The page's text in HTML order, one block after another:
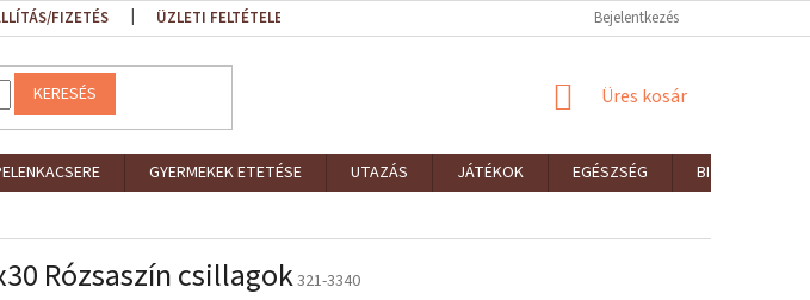
FIZETÉS ÜZLETI FELTÉTELEK (ÁSZF) REKLAMÁCIÓK ÉS VISSZAKÜLDÉSEKBejelentkezés
KERESÉS KOSÁR
Üres kosár
GYERMEKEK ETETÉSE UTAZÁS JÁTÉKOK EGÉSZSÉG
BIZTONSÁG
Rózsaszín csillagok321-3340